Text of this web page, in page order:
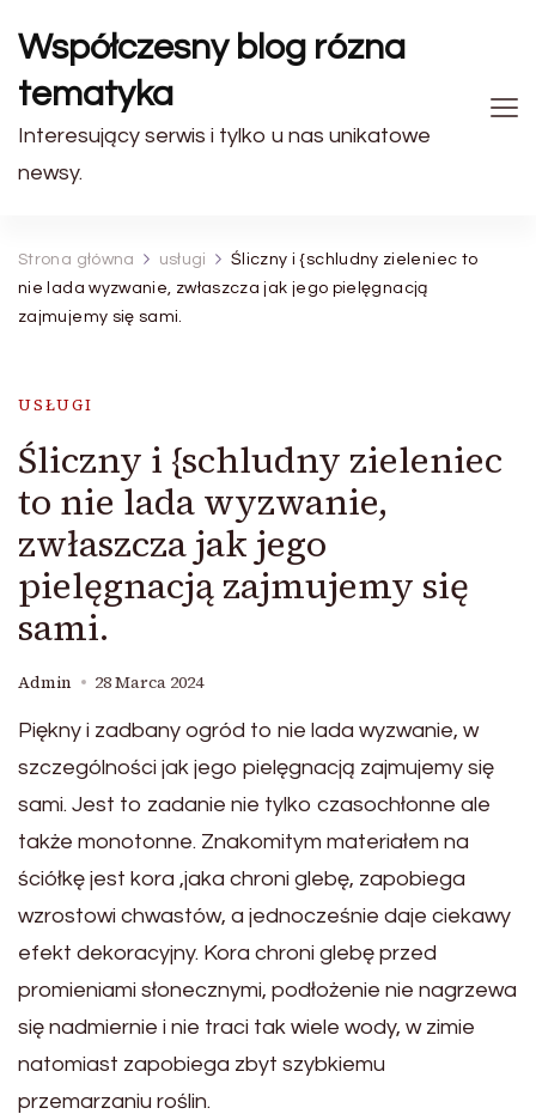
Współczesny blog rózna
tematyka
Interesujący serwis i tylko u nas unikatowe
newsy.
Strona główna usługi
Śliczny i {schludny zieleniec to
nie lada wyzwanie, zwłaszcza jak jego pielęgnacją
zajmujemy się sami.
USŁUGI
Śliczny i {schludny zieleniec
to nie lada wyzwanie,
zwłaszcza jak jego
pielęgnacją zajmujemy się
sami.
Admin 28 Marca 2024
Piękny i zadbany ogród to nie lada wyzwanie, w
szczególności jak jego pielęgnacją zajmujemy się
sami. Jest to zadanie nie tylko czasochłonne ale
także monotonne. Znakomitym materiałem na
ściółkę jest kora ,jaka chroni glebę, zapobiega
wzrostowi chwastów, a jednocześnie daje ciekawy
efekt dekoracyjny. Kora chroni glebę przed
promieniami słonecznymi, podłożenie nie nagrzewa
się nadmiernie i nie traci tak wiele wody, w zimie
natomiast zapobiega zbyt szybkiemu
przemarzaniu roślin.